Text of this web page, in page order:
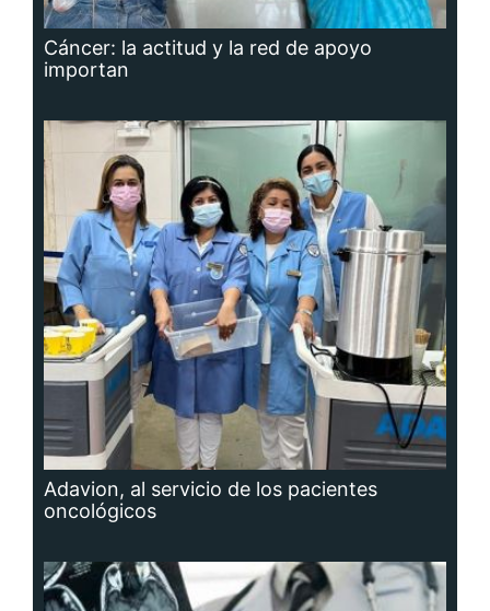
Cáncer: la actitud y la red de apoyo
importan
Adavion, al servicio de los pacientes
oncológicos